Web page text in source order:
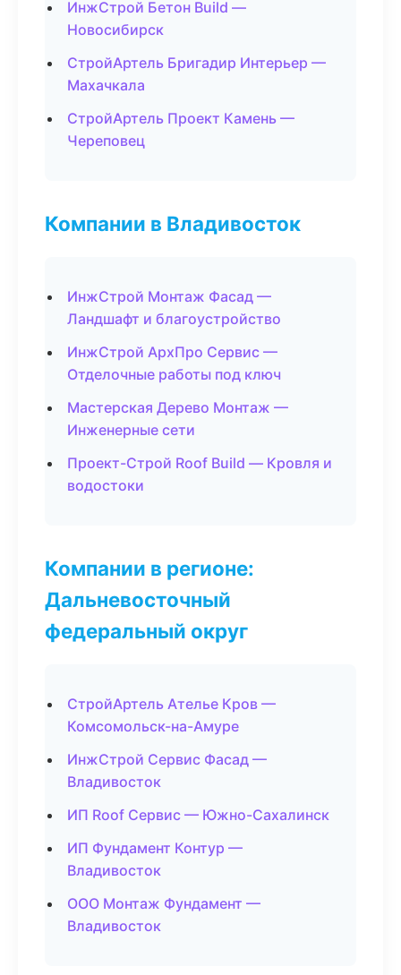
ИнжСтрой Бетон Build —
Новосибирск
СтройАртель Бригадир Интерьер —
Махачкала
СтройАртель Проект Камень —
Череповец
Компании в Владивосток
ИнжСтрой Монтаж Фасад —
Ландшафт и благоустройство
ИнжСтрой АрхПро Сервис —
Отделочные работы под ключ
Мастерская Дерево Монтаж —
Инженерные сети
Проект-Строй Roof Build — Кровля и
водостоки
Компании в регионе:
Дальневосточный
федеральный округ
СтройАртель Ателье Кров —
Комсомольск-на-Амуре
ИнжСтрой Сервис Фасад —
Владивосток
ИП Roof Сервис — Южно-Сахалинск
ИП Фундамент Контур —
Владивосток
ООО Монтаж Фундамент —
Владивосток